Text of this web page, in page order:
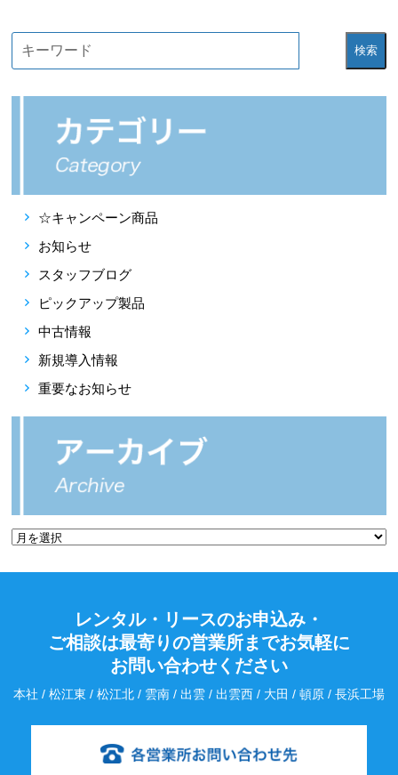
検索
☆キャンペーン商品
お知らせ
スタッフブログ
ピックアップ製品
中古情報
新規導入情報
重要なお知らせ
レンタル・リースのお申込み・
ご相談は最寄りの営業所までお気軽に
お問い合わせください
本社 / 松江東 / 松江北 / 雲南 / 出雲 / 出雲西 / 大田 / 頓原 / 長浜工場